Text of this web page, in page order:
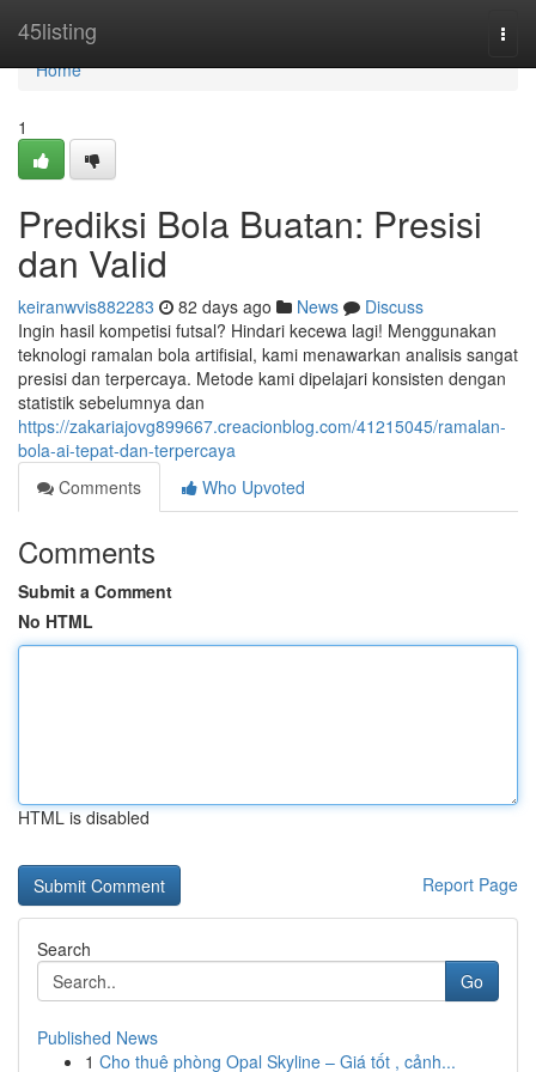
45listing
Home
Home
1
Prediksi Bola Buatan: Presisi
dan Valid
keiranwvis882283 82 days ago News
Discuss
Ingin hasil kompetisi futsal? Hindari kecewa lagi! Menggunakan
teknologi ramalan bola artifisial, kami menawarkan analisis sangat
presisi dan terpercaya. Metode kami dipelajari konsisten dengan
statistik sebelumnya dan
https://zakariajovg899667.creacionblog.com/41215045/ramalan-
bola-ai-tepat-dan-terpercaya
Comments
Who Upvoted
Comments
Submit a Comment
No HTML
HTML is disabled
Report Page
Search
Go
Published News
1 Cho thuê phòng Opal Skyline – Giá tốt , cảnh...